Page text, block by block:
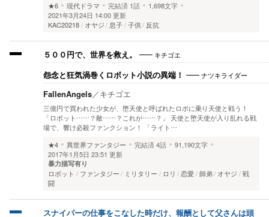
★6
現代ドラマ 完結済 1話
1,698文字
2021年3月24日 14:00 更新
KAC20218
オヤジ 息子 子供 反抗
５００円で、世界を救え。 キチゴエ
怨念と狂気渦巻くロボット小説の異端！ ナツキライダー
FallenAngels／キチゴエ
三億円で買われた少女が、堕天使と呼ばれたロボに乗り天使と戦う！
「ロボット……？敵……？これが……？」 天使と堕天使が入り乱れる戦
場で、響け必殺ファンクション！ 「ライト…
★4
異世界ファンタジー 完結済4話
91,190文字
2017年1月5日 23:51 更新
暴力描写有り
ロボット ファンタジー ミリタリー ロリ 恋愛 師弟 オヤジ
戦
闘
スナイパーの仕事をこなした時だけ、報酬として父さんは頭